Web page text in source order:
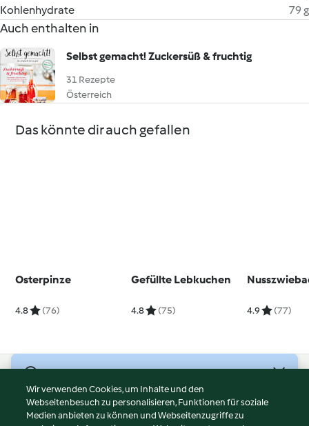
Kohlenhydrate
79 g
Auch enthalten in
Selbst gemacht! Zuckersüß & fruchtig
31 Rezepte
Österreich
Das könnte dir auch gefallen
Osterpinze
4.8 (76)
Gefüllte Lebkuchen
4.8 (75) 4.9 (77)
Nutzungsbedingungen
Datenschutzrichtlinien
Wir verwenden Cookies, um Inhalte und den
Webseitenbesuch zu personalisieren, Funktionen für soziale
Medien anbieten zu können und Webseitenzugriffe zu